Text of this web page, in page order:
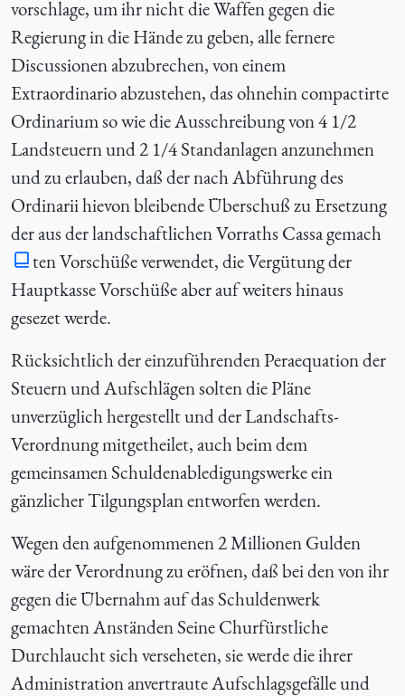
vorschlage, um ihr nicht die Waffen gegen die
Regierung in die Hände zu geben, alle fernere
Discussionen abzubrechen, von einem
Extraordinario abzustehen, das ohnehin compactirte
Ordinarium so wie die Ausschreibung von 4 1/2
Landsteuern und 2 1/4 Standanlagen anzunehmen
und zu erlauben, daß der nach Abführung des
Ordinarii hievon bleibende Überschuß zu Ersetzung
der aus der landschaftlichen Vorraths Cassa gemach
ten Vorschüße verwendet, die Vergütung der
Hauptkasse Vorschüße aber auf weiters hinaus
gesezet werde.
Rücksichtlich der einzuführenden Peraequation der
Steuern und Aufschlägen solten die Pläne
unverzüglich hergestellt und der Landschafts-
Verordnung mitgetheilet, auch beim dem
gemeinsamen Schuldenabledigungswerke ein
gänzlicher Tilgungsplan entworfen werden.
Wegen den aufgenommenen 2 Millionen Gulden
wäre der Verordnung zu eröfnen, daß bei den von ihr
gegen die Übernahm auf das Schuldenwerk
gemachten Anständen Seine Churfürstliche
Durchlaucht sich verseheten, sie werde die ihrer
Administration anvertraute Aufschlagsgefälle und